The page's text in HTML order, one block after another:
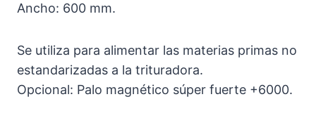
Ancho: 600 mm.
Se utiliza para alimentar las materias primas no
estandarizadas a la trituradora.
Opcional: Palo magnético súper fuerte +6000.